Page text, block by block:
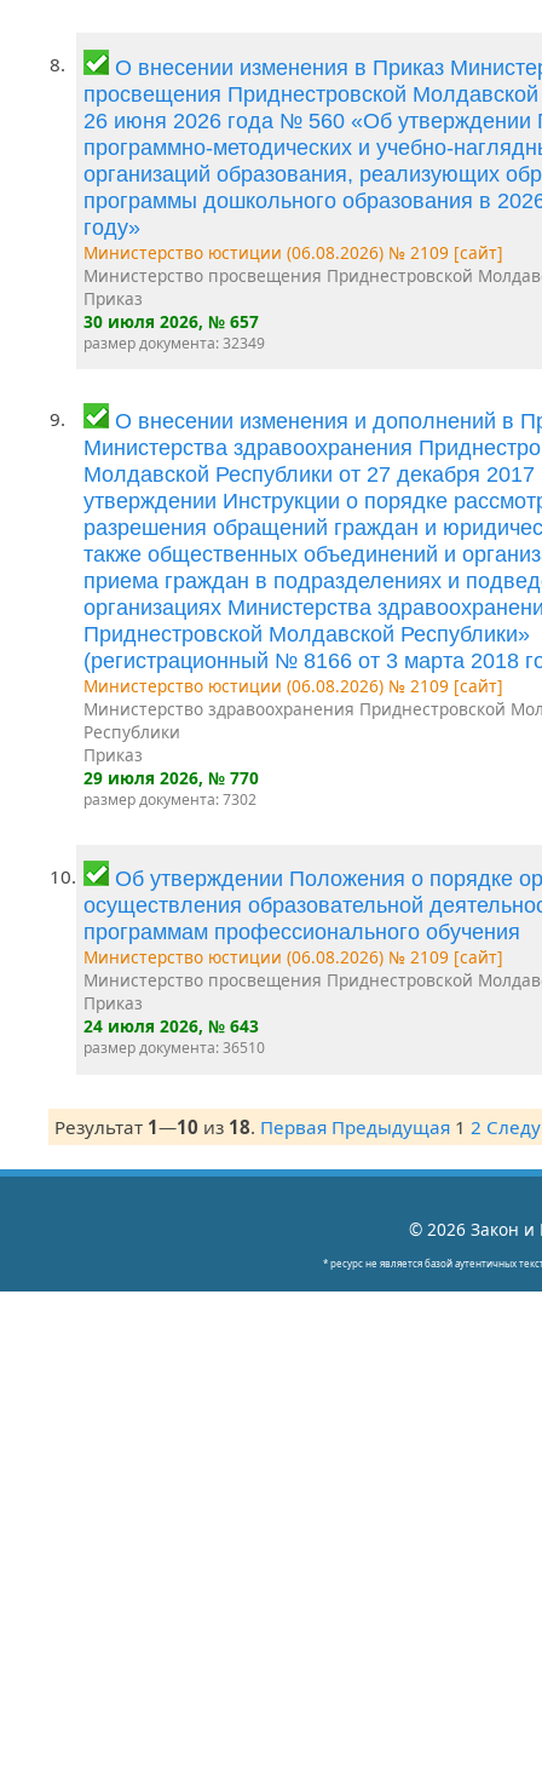
8.
О внесении изменения в Приказ
просвещения Приднестровской Молдавской
26 июня 2026 года № 560 «Об утверждении
программно-методических и учебно-
организаций образования, реализующих
программы дошкольного образования в
году»
Министерство юстиции (06.08.2026) № 2109 [сайт]
Министерство просвещения Приднестровской
Приказ
30 июля 2026, № 657
размер документа: 32349
9.
О внесении изменения и дополнений в
Министерства здравоохранения
Молдавской Республики от 27 декабря
утверждении Инструкции о порядке
разрешения обращений граждан и
также общественных объединений и
приема граждан в подразделениях и
организациях Министерства
Приднестровской Молдавской Республики»
(регистрационный № 8166 от 3 марта 2018
Министерство юстиции (06.08.2026) № 2109 [сайт]
Министерство здравоохранения Приднестровской
Республики
Приказ
29 июля 2026, № 770
размер документа: 7302
10.
Об утверждении Положения о порядке
осуществления образовательной
программам профессионального обучения
Министерство юстиции (06.08.2026) № 2109 [сайт]
Министерство просвещения Приднестровской
Приказ
24 июля 2026, № 643
размер документа: 36510
Результат 1—10 из 18. Первая Предыдущая 1 2
© 2026 Закон и
* ресурс не является базой аутентичных